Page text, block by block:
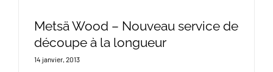
Metsä Wood – Nouveau service de
découpe à la longueur
14 janvier, 2013